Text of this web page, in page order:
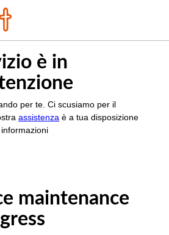
è in
per te. Ci scusiamo per il
assistenza è a tua disposizione
maintenance